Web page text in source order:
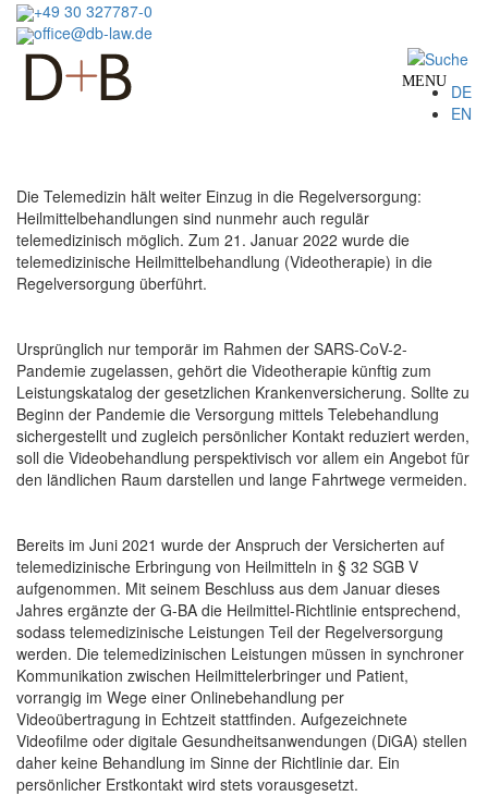
Skip
main
+49 30 327787-0
office@db-law.de
MENU DE
EN
Die Telemedizin hält weiter Einzug in die Regelversorgung:
Heilmittelbehandlungen sind nunmehr auch regulär
telemedizinisch möglich. Zum 21. Januar 2022 wurde die
telemedizinische Heilmittelbehandlung (Videotherapie) in die
Regelversorgung überführt.
Ursprünglich nur temporär im Rahmen der SARS-CoV-2-
Pandemie zugelassen, gehört die Videotherapie künftig zum
Leistungskatalog der gesetzlichen Krankenversicherung. Sollte zu
Beginn der Pandemie die Versorgung mittels Telebehandlung
sichergestellt und zugleich persönlicher Kontakt reduziert werden,
soll die Videobehandlung perspektivisch vor allem ein Angebot für
den ländlichen Raum darstellen und lange Fahrtwege vermeiden.
Bereits im Juni 2021 wurde der Anspruch der Versicherten auf
telemedizinische Erbringung von Heilmitteln in § 32 SGB V
aufgenommen. Mit seinem Beschluss aus dem Januar dieses
Jahres ergänzte der G-BA die Heilmittel-Richtlinie entsprechend,
sodass telemedizinische Leistungen Teil der Regelversorgung
werden. Die telemedizinischen Leistungen müssen in synchroner
Kommunikation zwischen Heilmittelerbringer und Patient,
vorrangig im Wege einer Onlinebehandlung per
Videoübertragung in Echtzeit stattfinden. Aufgezeichnete
Videofilme oder digitale Gesundheitsanwendungen (DiGA) stellen
daher keine Behandlung im Sinne der Richtlinie dar. Ein
persönlicher Erstkontakt wird stets vorausgesetzt.